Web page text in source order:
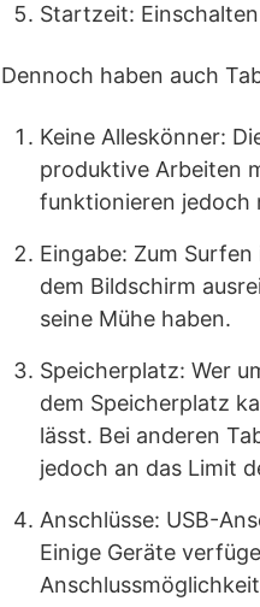
Startzeit:
Dennoch haben auch
Keine Alleskönner:
produktive Arbeiten
funktionieren jedoch
Eingabe: Zum
dem Bildschirm
seine Mühe haben.
Speicherplatz: Wer
dem Speicherplatz
lässt. Bei anderen
jedoch an das Limit
Anschlüsse: USB-
Einige Geräte